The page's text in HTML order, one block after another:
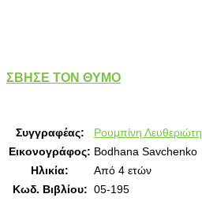
ΣΒΗΣΕ ΤΟΝ ΘΥΜΟ
Συγγραφέας:
Ρουμπίνη Λευθεριώτη
Εικονογράφος: Bodhana Savchenko
Ηλικία:
Από 4 ετών
Κωδ. Βιβλίου: 05-195